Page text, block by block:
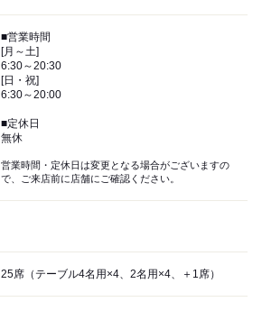
■営業時間
[月～土]
6:30～20:30
[日・祝]
6:30～20:00
■定休日
無休
営業時間・定休日は変更となる場合がございますの
で、ご来店前に店舗にご確認ください。
25席（テーブル4名用×4、2名用×4、＋1席）